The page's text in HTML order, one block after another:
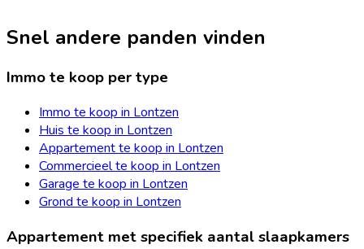
Snel andere panden vinden
Immo te koop per type
Immo te koop in Lontzen
Huis te koop in Lontzen
Appartement te koop in Lontzen
Commercieel te koop in Lontzen
Garage te koop in Lontzen
Grond te koop in Lontzen
Appartement met specifiek aantal slaapkamers